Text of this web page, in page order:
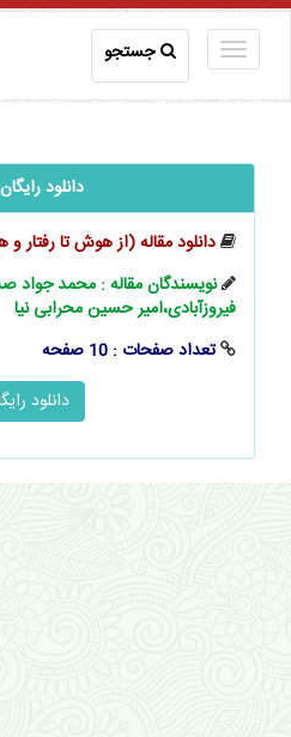
جستجو
دانلود
دانلود مقاله (از هوش تا رفتار
نویسندگان مقاله : محمد ‌جواد
‌فیروزآبادی،امیر حسین ‌محرابی ‌نیا
تعداد صفحات : 10 صفحه